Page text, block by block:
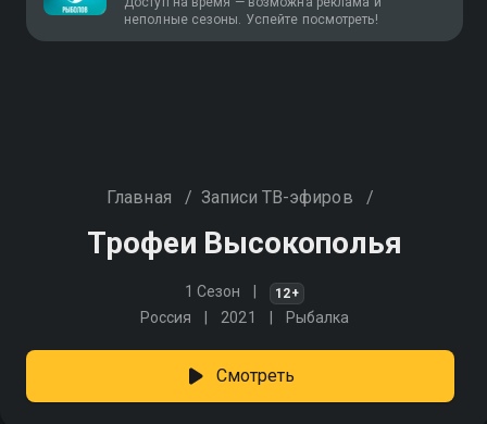
неполные сезоны. Успейте посмотреть!
Главная / Записи ТВ-эфиров /
Трофеи Высокополья
1 Сезон 12+
Россия 2021 Рыбалка
Смотреть